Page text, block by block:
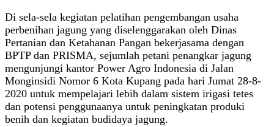
Di sela-sela kegiatan pelatihan pengembangan usaha
perbenihan jagung yang diselenggarakan oleh Dinas
Pertanian dan Ketahanan Pangan bekerjasama dengan
BPTP dan PRISMA, sejumlah petani penangkar jagung
mengunjungi kantor Power Agro Indonesia di Jalan
Monginsidi Nomor 6 Kota Kupang pada hari Jumat 28-8-
2020 untuk mempelajari lebih dalam sistem irigasi tetes
dan potensi penggunaanya untuk peningkatan produki
benih dan kegiatan budidaya jagung.